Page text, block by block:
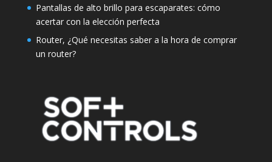
Pantallas de alto brillo para escaparates: cómo
acertar con la elección perfecta
Router, ¿Qué necesitas saber a la hora de comprar
un router?